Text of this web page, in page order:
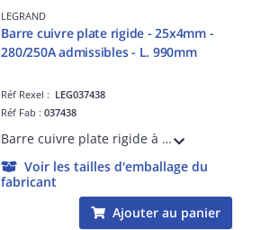
LEGRAND
Barre cuivre plate rigide - 25x4mm -
280/250A admissibles - L. 990mm
Réf Rexel : LEG037438
Réf Fab :037438
Barre cuivre plate rigide à trous taraudés section 25x4mm² - intensité 280A si IP inférieur ou égal à IP30 et 250A si IP supérieur ou égal à IP30 - longueur 990mm - trous D= M6
Voir les tailles d'emballage du
fabricant
Ajouter au panier